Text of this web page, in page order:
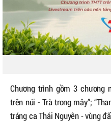
Chương trình gồm 3 chương
trên núi - Trà trong mây”;
tráng ca Thái Nguyên - vùng